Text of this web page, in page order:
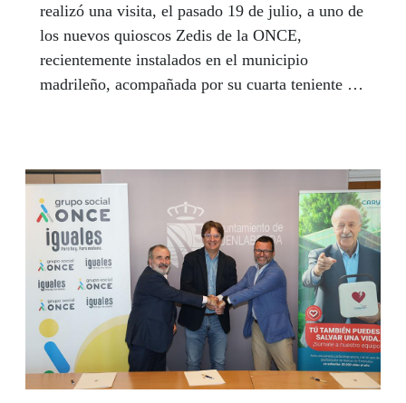
realizó una visita, el pasado 19 de julio, a uno de
los nuevos quioscos Zedis de la ONCE,
recientemente instalados en el municipio
madrileño, acompañada por su cuarta teniente de
Inclusión Social y Atención a la Discapacidad,
Rocío Manzaneque. Por parte de la ONCE,
asistieron el delegado de la Organización en
Madrid, Luis Natalio Royo; el vicepresidente
primero del Consejo Territorial, David Olalla, y
el vendedor John Jairo Clement Hernández.